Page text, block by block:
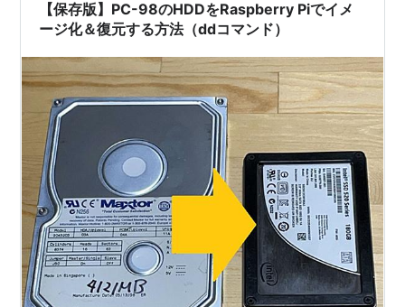
【保存版】PC-98のHDDをRaspberry Piでイメ
ージ化＆復元する方法（ddコマンド）